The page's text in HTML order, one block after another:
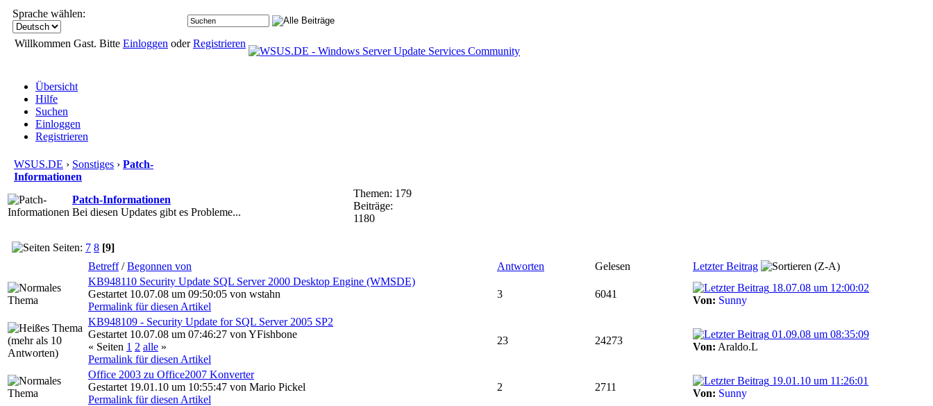
Sprache wählen:
Willkommen Gast. Bitte Einloggen oderRegistrieren
Übersicht
Hilfe
Suchen
Einloggen
Registrieren
WSUS.DE › Sonstiges › Patch-
Informationen
Patch-Informationen
Bei diesen Updates gibt es Probleme...
Themen: 179
Beiträge:
1180
Seiten: 7 8 [9]
Betreff/Begonnen von Antworten Gelesen
Letzter Beitrag
KB948110 Security Update SQL Server 2000 Desktop Engine (WMSDE)
Gestartet 10.07.08 um 09:50:05 von wstahn
Permalink für diesen Artikel
3 6041
18.07.08 um 12:00:02
Von: Sunny
KB948109 - Security Update for SQL Server 2005 SP2
Gestartet 10.07.08 um 07:46:27 von YFishbone
« Seiten 1 2 alle »
Permalink für diesen Artikel
23 24273
01.09.08 um 08:35:09
Von: Araldo.L
Office 2003 zu Office2007 Konverter
Gestartet 19.01.10 um 10:55:47 von Mario Pickel
Permalink für diesen Artikel
2 2711
19.01.10 um 11:26:01
Von: Sunny